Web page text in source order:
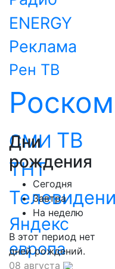
ENERGY
Реклама
Рен ТВ
СМИ ТВ
ТНТ
Яндекс
европа
Дни
рождения
Сегодня
Завтра
На неделю
В этот период нет
дней рождений.
08 августа